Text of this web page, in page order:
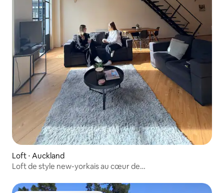
Loft ⋅ Auckland
Loft de style new-yorkais au cœur de